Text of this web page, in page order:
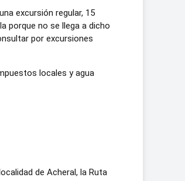
excursión regular, 15
porque no se llega a dicho
por excursiones
locales y agua
de Acheral, la Ruta